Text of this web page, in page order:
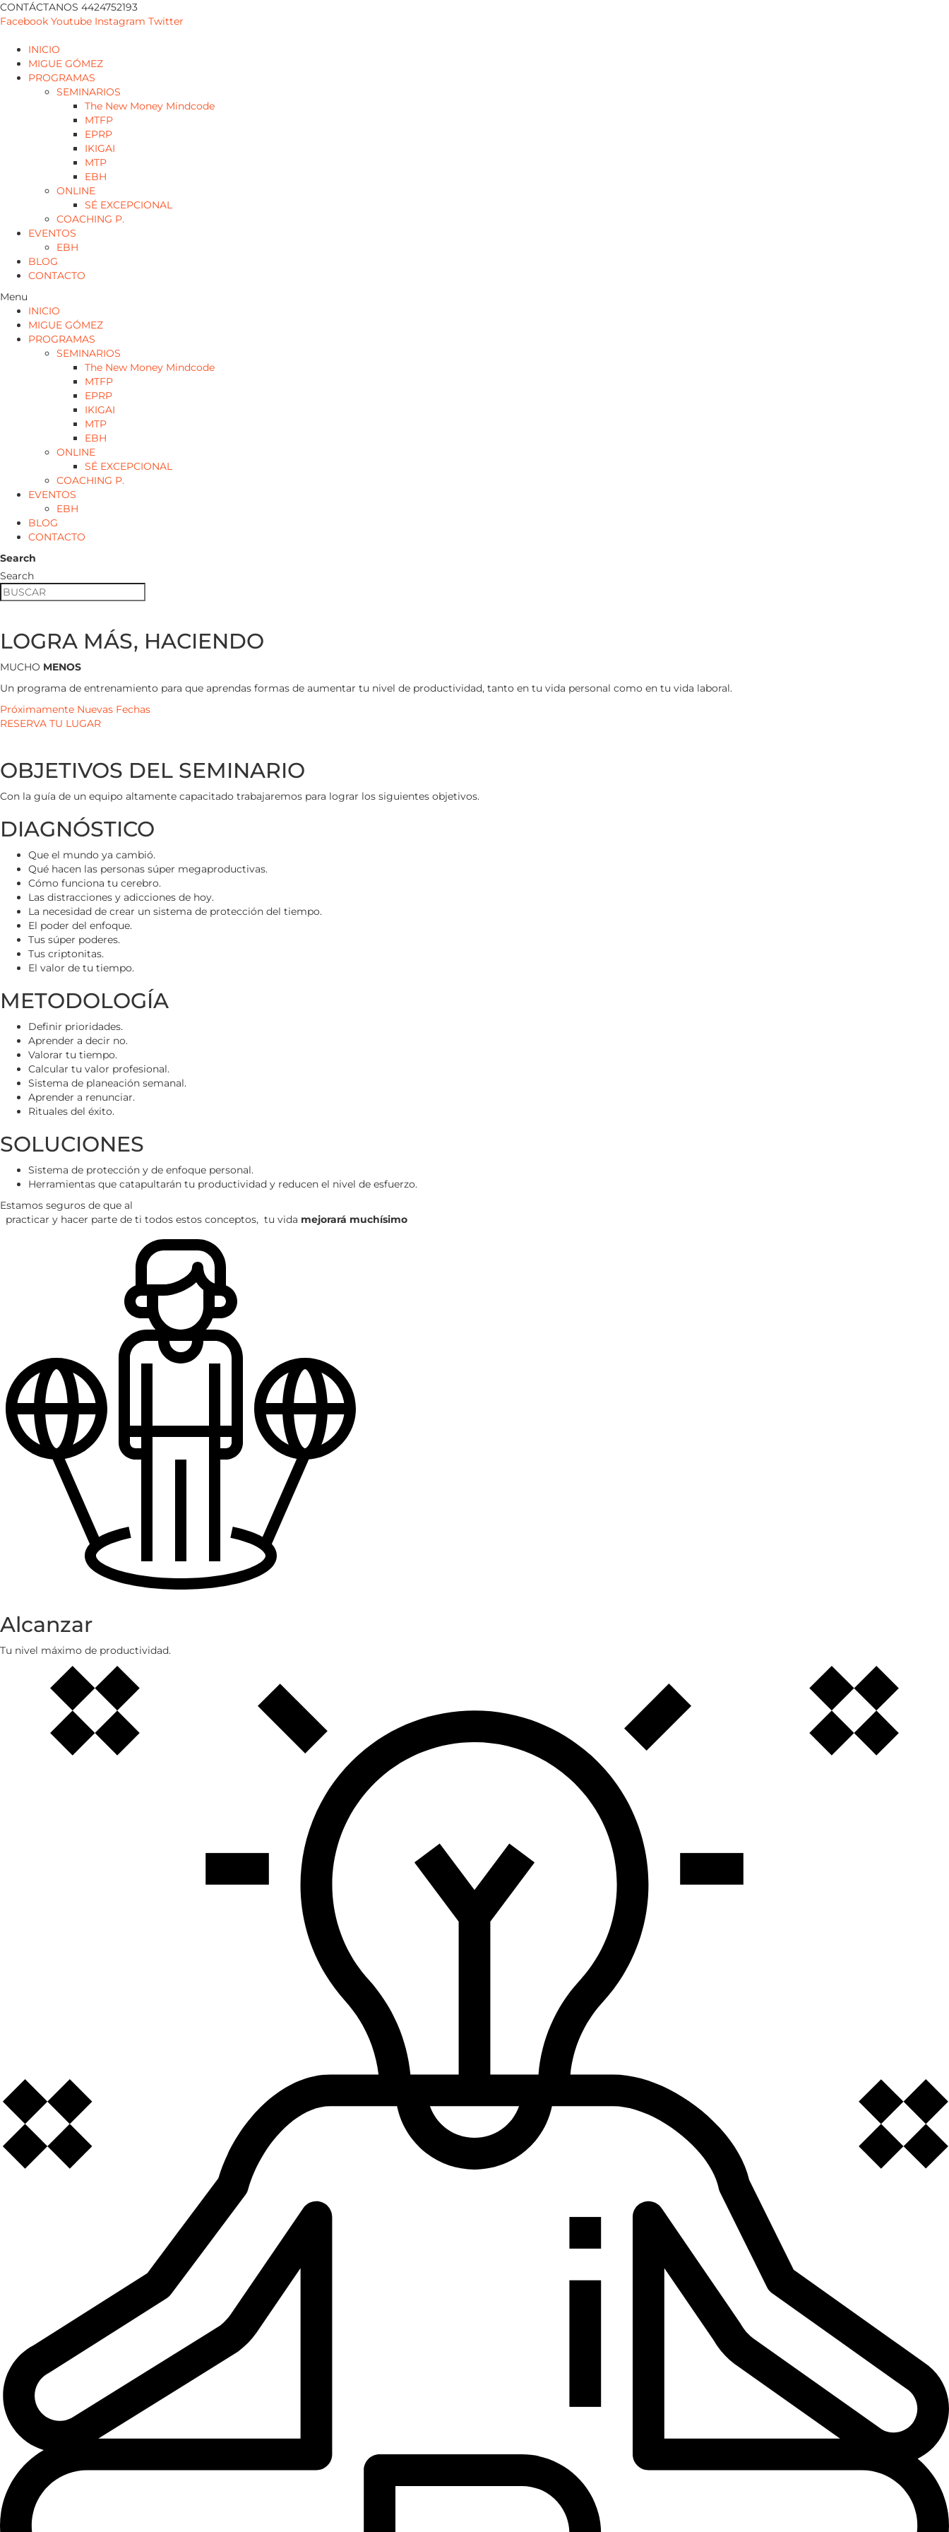
CONTÁCTANOS 4424752193
Facebook Youtube Instagram Twitter
INICIO
MIGUE GÓMEZ
PROGRAMAS
SEMINARIOS
The New Money Mindcode
MTFP
EPRP
IKIGAI
MTP
EBH
ONLINE
SÉ EXCEPCIONAL
COACHING P.
EVENTOS
EBH
BLOG
CONTACTO
Menu
INICIO
MIGUE GÓMEZ
PROGRAMAS
SEMINARIOS
The New Money Mindcode
MTFP
EPRP
IKIGAI
MTP
EBH
ONLINE
SÉ EXCEPCIONAL
COACHING P.
EVENTOS
EBH
BLOG
CONTACTO
Search
Search
LOGRA MÁS, HACIENDO
MUCHO MENOS
Un programa de entrenamiento para que aprendas formas de aumentar tu nivel de productividad, tanto en tu vida personal como en tu vida laboral.
Próximamente Nuevas Fechas
RESERVA TU LUGAR
OBJETIVOS DEL SEMINARIO
Con la guía de un equipo altamente capacitado trabajaremos para lograr los siguientes objetivos.
DIAGNÓSTICO
Que el mundo ya cambió.
Qué hacen las personas súper megaproductivas.
Cómo funciona tu cerebro.
Las distracciones y adicciones de hoy.
La necesidad de crear un sistema de protección del tiempo.
El poder del enfoque.
Tus súper poderes.
Tus criptonitas.
El valor de tu tiempo.
METODOLOGÍA
Definir prioridades.
Aprender a decir no.
Valorar tu tiempo.
Calcular tu valor profesional.
Sistema de planeación semanal.
Aprender a renunciar.
Rituales del éxito.
SOLUCIONES
Sistema de protección y de enfoque personal.
Herramientas que catapultarán tu productividad y reducen el nivel de esfuerzo.
Estamos seguros de que al
practicar y hacer parte de ti todos estos conceptos, tu vida mejorará muchísimo
Alcanzar
Tu nivel máximo de productividad.